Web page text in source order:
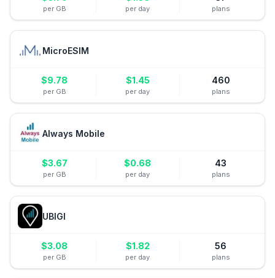
per GB per day plans
MicroESIM
$9.78
per GB
$1.45
per day
460
plans
Always Mobile
$3.67
per GB
$0.68
per day
43
plans
UBIGI
$3.08
per GB
$1.82
per day
56
plans